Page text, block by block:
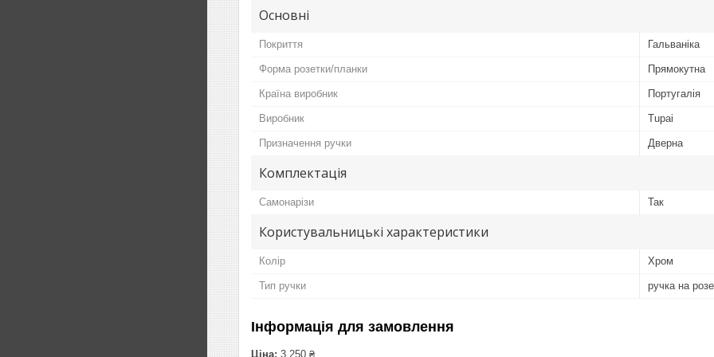
Основні
Покриття Гальваніка
Форма розетки/планки Прямокутна
Країна виробник Португалія
Виробник Tupai
Призначення ручки Дверна
Комплектація
Самонарізи Так
Користувальницькі характеристики
Колір Хром
Тип ручки ручка на
Інформація для замовлення
Ціна: 3 250 ₴